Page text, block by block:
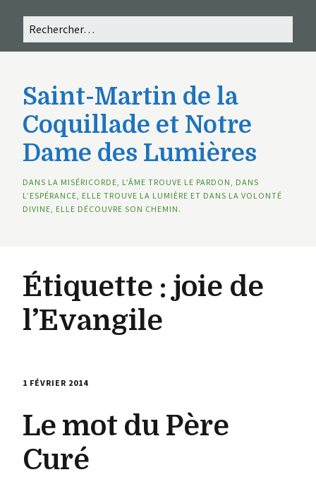
Saint-Martin de la
Coquillade et Notre
Dame des Lumières
DANS LA MISÉRICORDE, L’ÂME TROUVE LE PARDON, DANS
L’ESPÉRANCE, ELLE TROUVE LA LUMIÈRE ET DANS LA VOLONTÉ
DIVINE, ELLE DÉCOUVRE SON CHEMIN.
Étiquette : joie de
l’Evangile
1 FÉVRIER 2014
Le mot du Père
Curé